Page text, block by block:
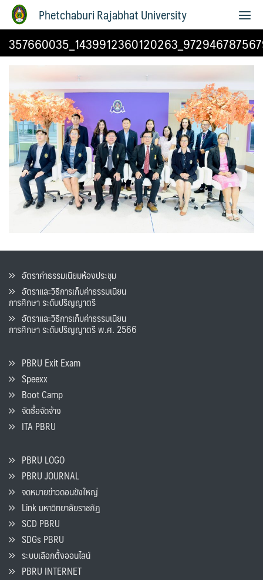
Phetchaburi Rajabhat University
อัตราค่าธรรมเนียมห้องประชุม
อัตราและวิธีการเก็บค่าธรรมเนียน
การศึกษา ระดับปริญญาตรี
อัตราและวิธีการเก็บค่าธรรมเนียน
การศึกษา ระดับปริญญาตรี พ.ศ. 2566
PBRU Exit Exam
Speexx
Boot Camp
จัดซื้อจัดจ้าง
ITA PBRU
PBRU LOGO
PBRU JOURNAL
จดหมายข่าวดอนขังใหญ่
Link มหาวิทยาลัยราชภัฏ
SCD PBRU
SDGs PBRU
ระบบเลือกตั้งออนไลน์
PBRU INTERNET